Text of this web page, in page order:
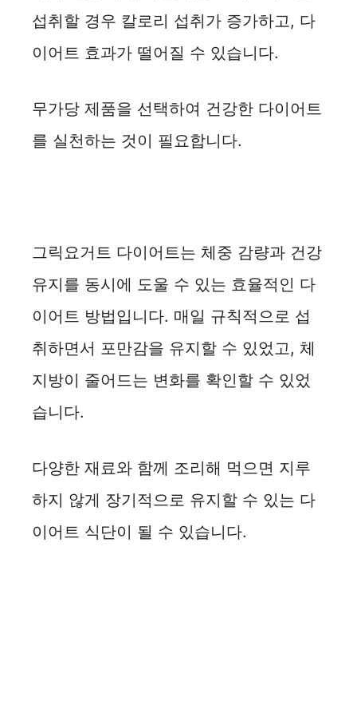
섭취할 경우 칼로리 섭취가 증가하고, 다
이어트 효과가 떨어질 수 있습니다.
무가당 제품을 선택하여 건강한 다이어트
를 실천하는 것이 필요합니다.
그릭요거트 다이어트는 체중 감량과 건강
유지를 동시에 도울 수 있는 효율적인 다
이어트 방법입니다. 매일 규칙적으로 섭
취하면서 포만감을 유지할 수 있었고, 체
지방이 줄어드는 변화를 확인할 수 있었
습니다.
다양한 재료와 함께 조리해 먹으면 지루
하지 않게 장기적으로 유지할 수 있는 다
이어트 식단이 될 수 있습니다.